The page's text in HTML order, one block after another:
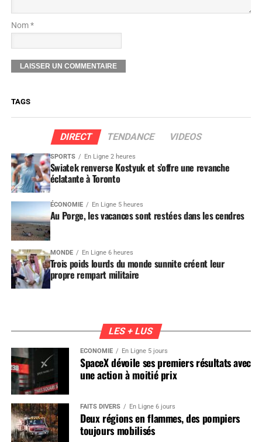
Nom *
TAGS
DIRECT TENDANCE VIDEOS
SPORTS En Ligne 2 heures
Swiatek renverse Kostyuk et s’offre une revanche
éclatante à Toronto
ÉCONOMIE En Ligne 5 heures
Au Porge, les vacances sont restées dans les cendres
MONDE En Ligne 6 heures
Trois poids lourds du monde sunnite créent leur
propre rempart militaire
LES + LUS
ÉCONOMIE En Ligne 5 jours
SpaceX dévoile ses premiers résultats avec
une action à moitié prix
FAITS DIVERS En Ligne 6 jours
Deux régions en flammes, des pompiers
toujours mobilisés